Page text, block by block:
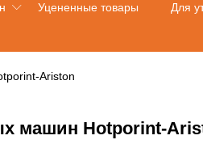
Уцененные товары Для
Ariston
машин Hotporint-